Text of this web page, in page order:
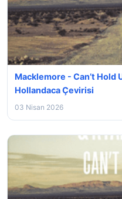
Macklemore - Can’t Hold
Hollandaca Çevirisi
03 Nisan 2026